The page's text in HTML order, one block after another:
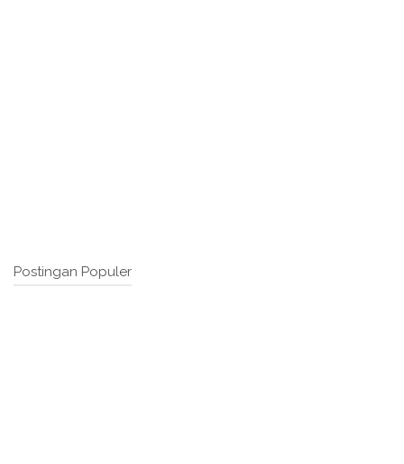
Postingan Populer